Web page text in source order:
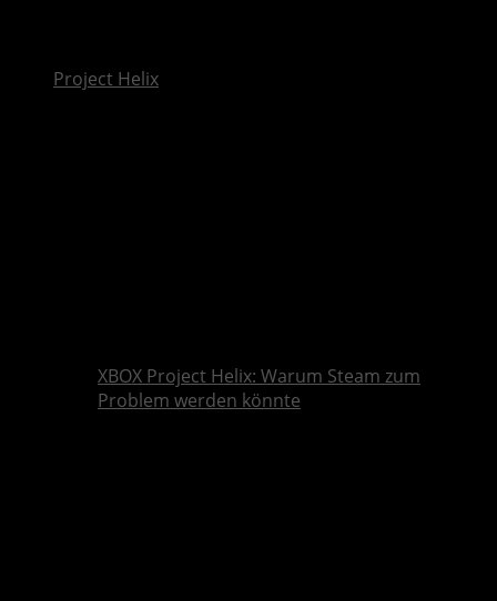
Project Helix
XBOX Project Helix: Warum Steam zum
Problem werden könnte